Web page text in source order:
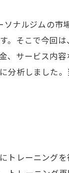
ナルジムの
そこで今回
サービス内
析しました
レーニング